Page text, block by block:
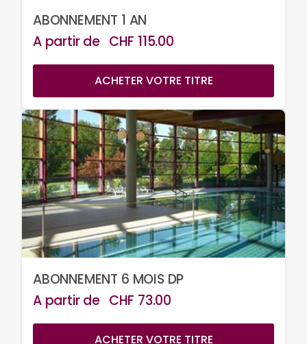
ABONNEMENT 1 AN
A partir de CHF 115.00
ACHETER VOTRE TITRE
ABONNEMENT 6 MOIS DP
A partir de CHF 73.00
ACHETER VOTRE TITRE